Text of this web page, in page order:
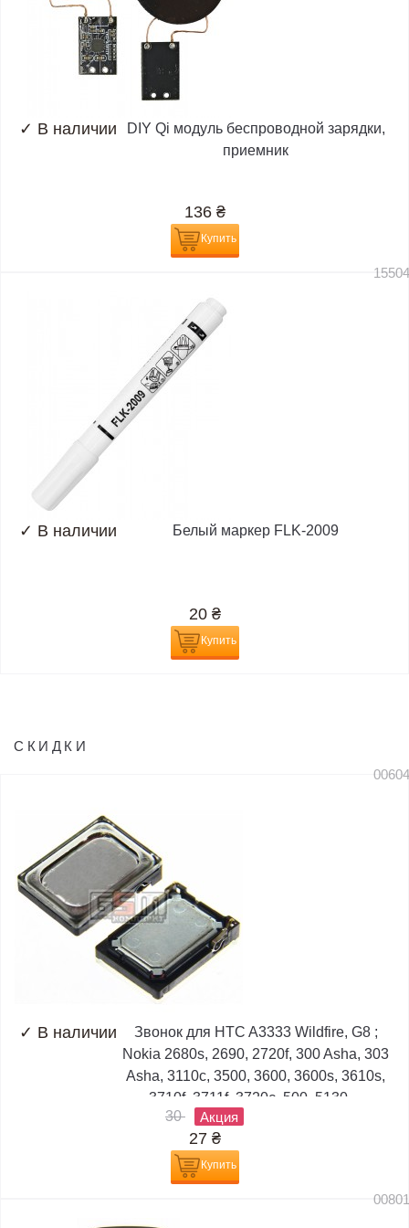
✓ В наличии
DIY Qi модуль беспроводной зарядки,
приемник
136 ₴
Купить
✓ В наличии Белый маркер FLK-2009
20 ₴
Купить
СКИДКИ
✓ В наличии
Звонок для HTC A3333 Wildfire, G8 ;
Nokia 2680s, 2690, 2720f, 300 Asha, 303
Asha, 3110c, 3500, 3600, 3600s, 3610s,
3710f, 3711f, 3720c, 500, 5130,...
30
Акция
27 ₴
Купить